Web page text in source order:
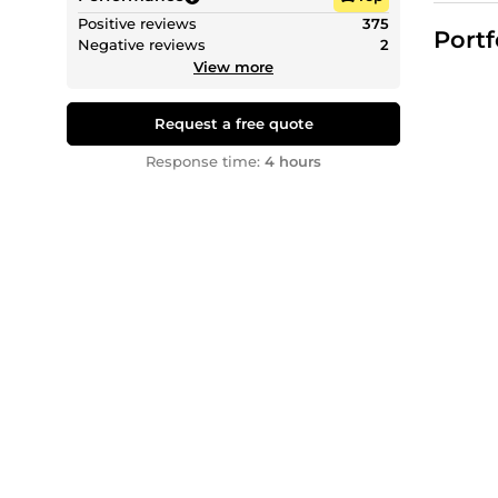
Positive reviews
375
Negative reviews
2
View more
Request a free quote
Response time: 4 hours
✅Une